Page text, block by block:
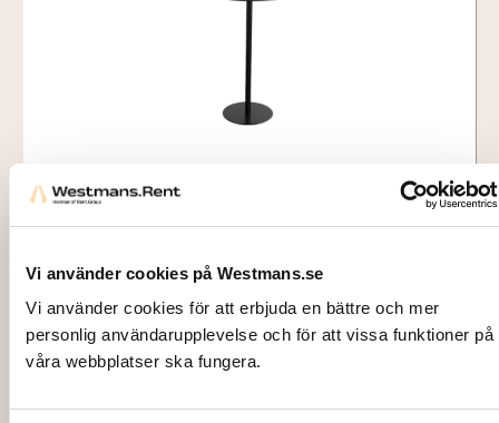
Vi använder cookies på Westmans.se
Vi använder cookies för att erbjuda en bättre och mer
personlig användarupplevelse och för att vissa funktioner på
våra webbplatser ska fungera.
8860241
372,00kr
Lägg till i varukorg